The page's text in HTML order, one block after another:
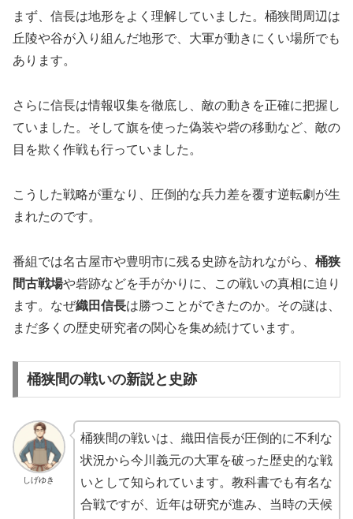
まず、信長は地形をよく理解していました。桶狭間周辺は
丘陵や谷が入り組んだ地形で、大軍が動きにくい場所でも
あります。
さらに信長は情報収集を徹底し、敵の動きを正確に把握し
ていました。そして旗を使った偽装や砦の移動など、敵の
目を欺く作戦も行っていました。
こうした戦略が重なり、圧倒的な兵力差を覆す逆転劇が生
まれたのです。
番組では名古屋市や豊明市に残る史跡を訪れながら、 桶狭
間古戦場や砦跡などを手がかりに、この戦いの真相に迫り
ます。なぜ織田信長は勝つことができたのか。その謎は、
まだ多くの歴史研究者の関心を集め続けています。
桶狭間の戦いの新説と史跡
しげゆき
桶狭間の戦いは、織田信長が圧倒的に不利な
状況から今川義元の大軍を破った歴史的な戦
いとして知られています。教科書でも有名な
合戦ですが、近年は研究が進み、当時の天候